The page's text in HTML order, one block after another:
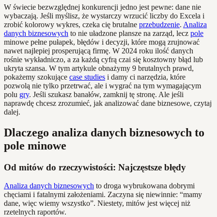
W świecie bezwzględnej konkurencji jedno jest pewne: dane nie
wybaczają. Jeśli myślisz, że wystarczy wrzucić liczby do Excela i
zrobić kolorowy wykres, czeka cię brutalne przebudzenie. Analiza
danych biznesowych to nie uładzone plansze na zarząd, lecz pole
minowe pełne pułapek, błędów i decyzji, które mogą zrujnować
nawet najlepiej prosperującą firmę. W 2024 roku ilość danych
rośnie wykładniczo, a za każdą cyfrą czai się kosztowny błąd lub
ukryta szansa. W tym artykule obnażymy 9 brutalnych prawd,
pokażemy szokujące case studies i damy ci narzędzia, które
pozwolą nie tylko przetrwać, ale i wygrać na tym wymagającym
polu gry. Jeśli szukasz banałów, zamknij tę stronę. Ale jeśli
naprawdę chcesz zrozumieć, jak analizować dane biznesowe, czytaj
dalej.
Dlaczego analiza danych biznesowych to
pole minowe
Od mitów do rzeczywistości: Najczęstsze błędy
Analiza danych biznesowych to droga wybrukowana dobrymi
chęciami i fatalnymi założeniami. Zaczyna się niewinnie: “mamy
dane, więc wiemy wszystko”. Niestety, mitów jest więcej niż
rzetelnych raportów.